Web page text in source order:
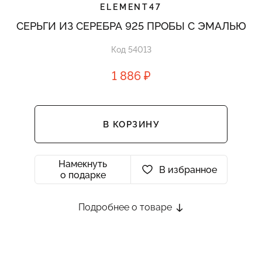
ELEMENT47
СЕРЬГИ ИЗ СЕРЕБРА 925 ПРОБЫ С ЭМАЛЬЮ
Код 54013
1 886 ₽
В КОРЗИНУ
Намекнуть
о подарке
В избранное
Подробнее о товаре